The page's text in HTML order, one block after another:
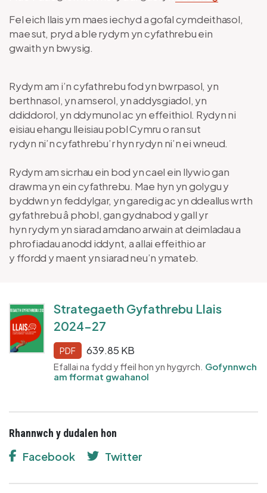
Fel eich llais ym maes iechyd a gofal cymdeithasol,
mae sut, pryd a ble rydym yn cyfathrebu ein
gwaith yn bwysig.
Rydym am i’n cyfathrebu fod yn bwrpasol, yn
berthnasol, yn amserol, yn addysgiadol, yn
ddiddorol, yn ddymunol ac yn effeithiol. Rydyn ni
eisiau ehangu lleisiau pobl Cymru o ran sut
rydyn ni’n cyfathrebu’r hyn rydyn ni’n ei wneud.
Rydym am sicrhau ein bod yn cael ein llywio gan
drawma yn ein cyfathrebu. Mae hyn yn golygu y
byddwn yn feddylgar, yn garedig ac yn ddeallus wrth
gyfathrebu â phobl, gan gydnabod y gall yr
hyn rydym yn siarad amdano arwain at deimladau a
phrofiadau anodd iddynt, a allai effeithio ar
y ffordd y maent yn siarad neu’n ymateb.
Strategaeth Gyfathrebu Llais
2024-27
PDF 639.85 KB
Efallai na fydd y ffeil hon yn hygyrch. Gofynnwch
am fformat gwahanol
Rhannwch y dudalen hon
Facebook Twitter